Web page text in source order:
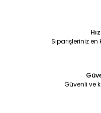
Siparişleriniz en
Güvenli ve